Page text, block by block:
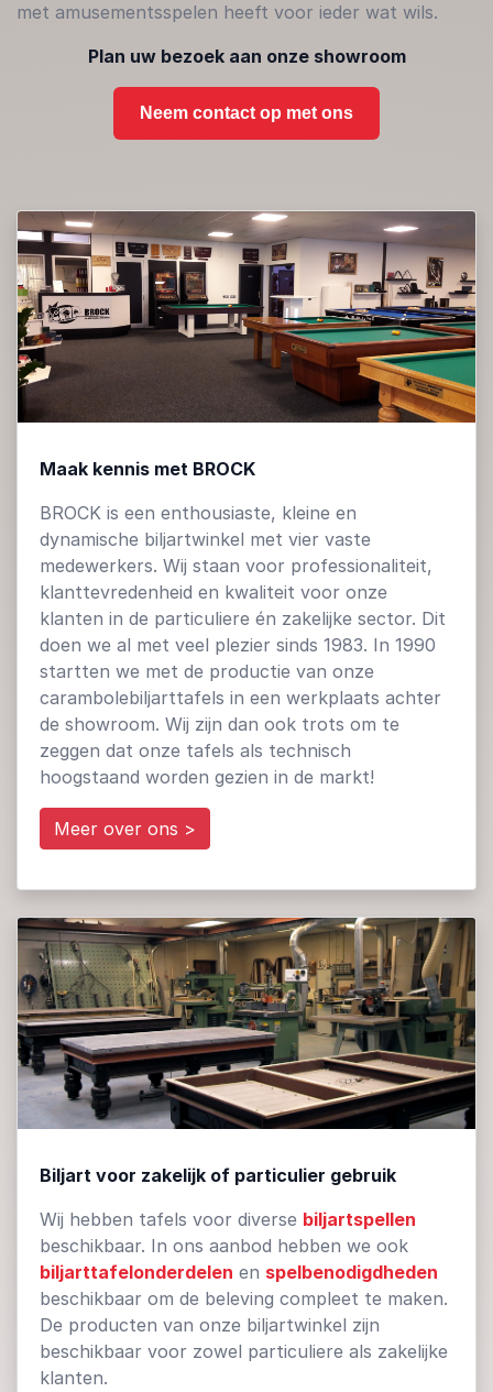
met amusementsspelen heeft voor ieder wat wils.
Plan uw bezoek aan onze showroom
Neem contact op met ons
Maak kennis met BROCK
BROCK is een enthousiaste, kleine en
dynamische biljartwinkel met vier vaste
medewerkers. Wij staan voor professionaliteit,
klanttevredenheid en kwaliteit voor onze
klanten in de particuliere én zakelijke sector. Dit
doen we al met veel plezier sinds 1983. In 1990
startten we met de productie van onze
carambolebiljarttafels in een werkplaats achter
de showroom. Wij zijn dan ook trots om te
zeggen dat onze tafels als technisch
hoogstaand worden gezien in de markt!
Meer over ons >
Biljart voor zakelijk of particulier gebruik
Wij hebben tafels voor diverse biljartspellen
beschikbaar. In ons aanbod hebben we ook
biljarttafelonderdelen en spelbenodigdheden
beschikbaar om de beleving compleet te maken.
De producten van onze biljartwinkel zijn
beschikbaar voor zowel particuliere als zakelijke
klanten.